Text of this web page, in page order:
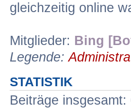
gleichzeitig online
Mitglieder: Bing
Legende:
STATISTIK
Beiträge insgesamt: